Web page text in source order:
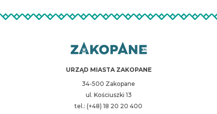
URZĄD MIASTA ZAKOPANE
34-500 Zakopane
ul. Kościuszki 13
tel.: (+48) 18 20 20 400